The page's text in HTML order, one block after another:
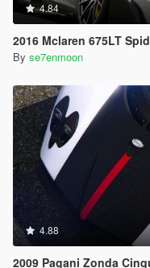
4.84
2016 Mclaren 675LT
By se7enmoon
4.88
2009 Pagani Zonda Cinque